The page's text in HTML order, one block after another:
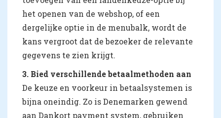
het openen van de webshop, of een
dergelijke optie in de menubalk, wordt de
kans vergroot dat de bezoeker de relevante
gegevens te zien krijgt.
3. Bied verschillende betaalmethoden aan
De keuze en voorkeur in betaalsystemen is
bijna oneindig. Zo is Denemarken gewend
aan Dankort payment system, gebruiken